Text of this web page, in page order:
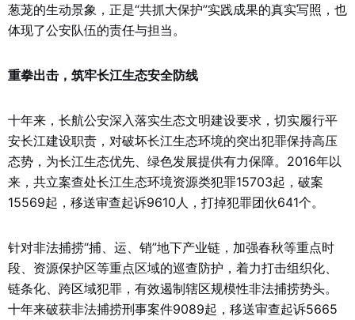
葱茏的生动景象，正是“共抓大保护”实践成果的真实写照，也
体现了公安队伍的责任与担当。
重拳出击，筑牢长江生态安全防线
十年来，长航公安深入落实生态文明建设要求，切实履行平
安长江建设职责，对破坏长江生态环境的突出犯罪保持高压
态势，为长江生态优先、绿色发展提供有力保障。2016年以
来，共立案查处长江生态环境资源类犯罪15703起，破案
15569起，移送审查起诉9610人，打掉犯罪团伙641个。
针对非法捕捞“捕、运、销”地下产业链，加强春秋等重点时
段、资源保护区等重点区域的巡查防护，着力打击组织化、
链条化、跨区域犯罪，有效遏制辖区规模性非法捕捞势头。
十年来破获非法捕捞刑事案件9089起，移送审查起诉5665